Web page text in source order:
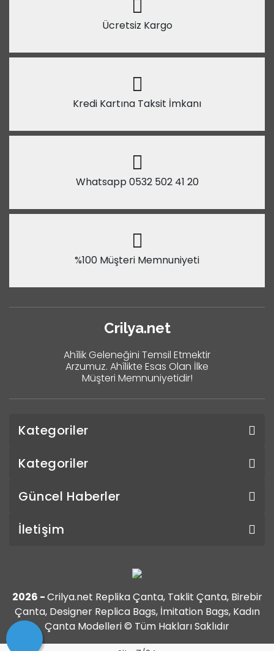
Ücretsiz Kargo
Kredi Kartına Taksit İmkanı
Whatsapp 0532 502 41 20
%100 Müşteri Memnuniyeti
Crilya.net
Ahîlik Geleneğini Temsil Etmektir
Arzumuz. Ahîlikte Esas Olan İlke
Müşteri Memnuniyetidir!
Kategoriler
Kategoriler
Güncel Haberler
İletişim
2026 -Crilya.net Replika Çanta, Taklit Çanta, Birebir
Çanta, Designer Replica Bags, İmitation Bags, Kadın
Çanta Modelleri © Tüm Hakları Saklıdır